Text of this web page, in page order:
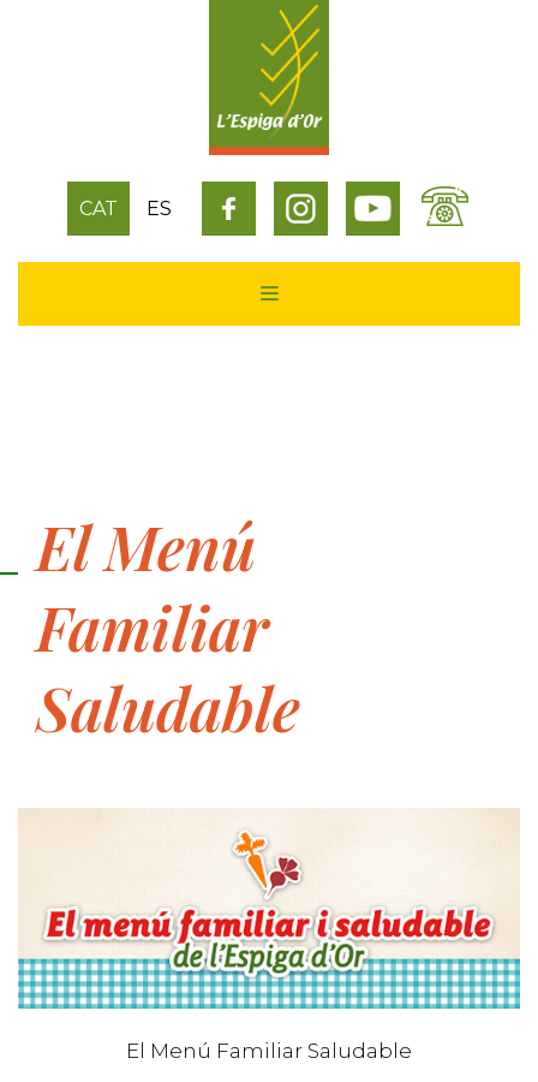
CAT ES
El Menú
Familiar
Saludable
El Menú Familiar Saludable